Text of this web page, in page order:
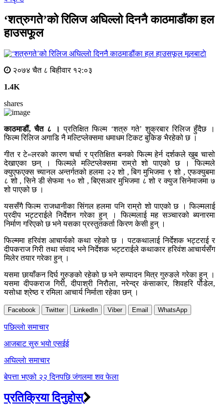
‘शत्रुगते’को रिलिज अघिल्लो दिननै काठमाडौंका हल
हाउसफूल
मूलबाटाे
२०७४ चैत ८ बिहीवार १२:०३
1.4K
shares
काठमाडौं, चैत ८ । प्रतिक्षित फिल्म ‘शत्रु गते’ शुक्रबार रिलिज हुँदैछ ।
फिल्म रिलिज अगाडि नै मल्टिप्लेक्समा धमाधम टिकट बुकिङ भैरहेको छ ।
गीत र टे«लरको कारण चर्चा र प्रतिक्षित बनको फिल्म हेर्न दर्शकले खुब चासो
देखाएका छन् । फिल्मले मल्टिप्लेक्समा राम्रो शो पाएको छ । फिल्मले
क्युएफएक्स च्यानल अन्तर्गतको हलमा २२ शो , बिग मुभिजमा ९ शो , एफक्युबमा
८ शो , सिने डी सेफमा १० शो , बिएसआर मुभिजमा ८ शो र क्युज सिनेमाजमा ७
शो पाएको छ ।
यससँगै फिल्म राजधानीका सिंगल हलमा पनि राम्रो शो पाएको छ । फिल्मलाई
प्रदीप भट्टराईले निर्देशन गरेका हुन् । फिल्मलाई मह सञ्चारको ब्यनारमा
निर्माण गरिएको छ भने यसका प्रस्तुतकर्ता किरण केसी हुन् ।
फिल्ममा हरिवंश आचार्यको कथा रहेको छ । पटकथालाई निर्देशक भट्टराई र
दीपकराज गिरी तथा संवाद भने निर्देशक भट्टराईले कथाकार हरिवंश आचार्यसँग
मिलेर तयार गरेका हुन् ।
यसमा छायाँकन दिर्घ गुरुङको रहेको छ भने सम्पादन मित्र गुरुङले गरेका हुन् ।
यसमा दीपकराज गिरी, दीपाश्री निरौला, नरेन्द्र कंसाकार, शिवहरि पौडेल,
यसोधा श्रेष्ठ र रमिला आचार्य निर्माता रहेका छन् ।
Facebook Twitter LinkedIn Viber Email WhatsApp
Post
navigation
पछिल्लाे समाचार
आजबाट सुरु भयो एसईई
अघिल्लाे समाचार
बेपत्ता भएको २२ दिनपछि जंगलमा शव फेला
प्रतिक्रिया दिनुहोस्